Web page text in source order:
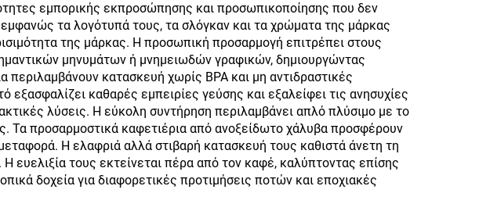
εμπορικής εκπροσώπησης και προσωπικοποίησης που δεν
τα λογότυπά τους, τα σλόγκαν και τα χρώματα της μάρκας
της μάρκας. Η προσωπική προσαρμογή επιτρέπει στους
μηνυμάτων ή μνημειωδών γραφικών, δημιουργώντας
περιλαμβάνουν κατασκευή χωρίς BPA και μη αντιδραστικές
καθαρές εμπειρίες γεύσης και εξαλείφει τις ανησυχίες
λύσεις. Η εύκολη συντήρηση περιλαμβάνει απλό πλύσιμο με το
Τα προσαρμοστικά καφετιέρια από ανοξείδωτο χάλυβα προσφέρουν
Η ελαφριά αλλά στιβαρή κατασκευή τους καθιστά άνετη τη
τους εκτείνεται πέρα από τον καφέ, καλύπτοντας επίσης
δοχεία για διαφορετικές προτιμήσεις ποτών και εποχιακές